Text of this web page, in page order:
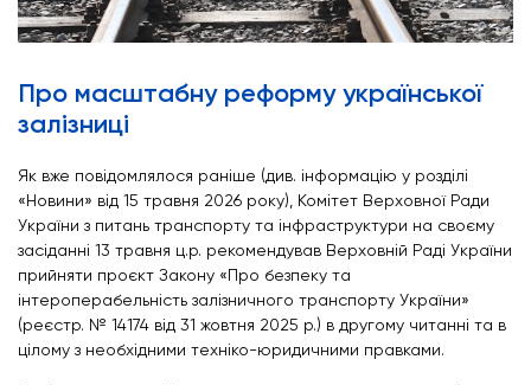
Про масштабну реформу української
залізниці
Як вже повідомлялося раніше (див. інформацію у розділі
«Новини» від 15 травня 2026 року), Комітет Верховної Ради
України з питань транспорту та інфраструктури на своєму
засіданні 13 травня ц.р. рекомендував Верховній Раді України
прийняти проєкт Закону «Про безпеку та
інтероперабельність залізничного транспорту України»
(реєстр. № 14174 від 31 жовтня 2025 р.) в другому читанні та в
цілому з необхідними техніко-юридичними правками.